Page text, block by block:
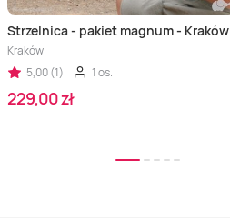
Strzelnica - pakiet magnum - Kraków
Kraków
5,00 (1)
1 os.
229,00 zł